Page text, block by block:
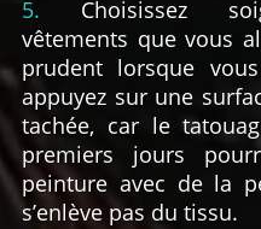
5. Choisissez
vêtements que vous
prudent lorsque
appuyez sur une
tachée, car le
premiers jours
peinture avec de la
s’enlève pas du tissu.